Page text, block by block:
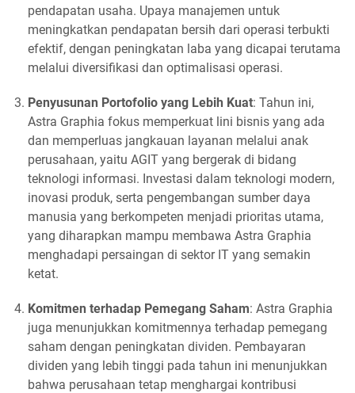
pendapatan usaha. Upaya manajemen untuk
meningkatkan pendapatan bersih dari operasi terbukti
efektif, dengan peningkatan laba yang dicapai terutama
melalui diversifikasi dan optimalisasi operasi.
Penyusunan Portofolio yang Lebih Kuat: Tahun ini,
Astra Graphia fokus memperkuat lini bisnis yang ada
dan memperluas jangkauan layanan melalui anak
perusahaan, yaitu AGIT yang bergerak di bidang
teknologi informasi. Investasi dalam teknologi modern,
inovasi produk, serta pengembangan sumber daya
manusia yang berkompeten menjadi prioritas utama,
yang diharapkan mampu membawa Astra Graphia
menghadapi persaingan di sektor IT yang semakin
ketat.
Komitmen terhadap Pemegang Saham: Astra Graphia
juga menunjukkan komitmennya terhadap pemegang
saham dengan peningkatan dividen. Pembayaran
dividen yang lebih tinggi pada tahun ini menunjukkan
bahwa perusahaan tetap menghargai kontribusi